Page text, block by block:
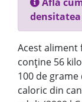
Acest aliment
conține 56
100 de
caloric din